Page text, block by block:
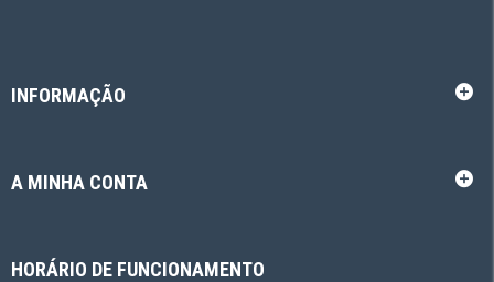
INFORMAÇÃO
A MINHA CONTA
HORÁRIO DE FUNCIONAMENTO